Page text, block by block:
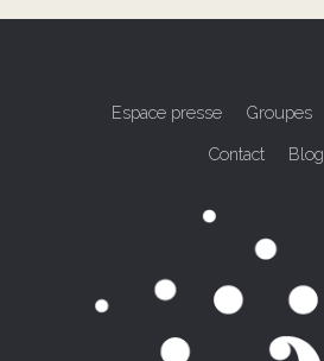
Espace presse Groupes
Contact Blog